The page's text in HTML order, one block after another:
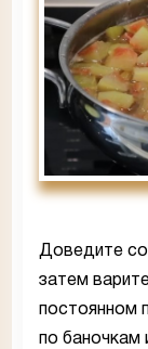
Доведите
затем
постоянном
по баночкам